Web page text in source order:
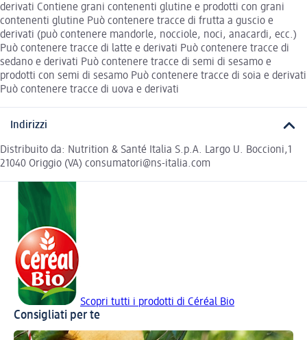
derivati Contiene grani contenenti glutine e prodotti con grani
contenenti glutine Può contenere tracce di frutta a guscio e
derivati (può contenere mandorle, nocciole, noci, anacardi, ecc.)
Può contenere tracce di latte e derivati Può contenere tracce di
sedano e derivati Può contenere tracce di semi di sesamo e
prodotti con semi di sesamo Può contenere tracce di soia e derivati
Può contenere tracce di uova e derivati
Indirizzi
Distribuito da: Nutrition & Santé Italia S.p.A. Largo U. Boccioni,1
21040 Origgio (VA) consumatori@ns-italia.com
Scopri tutti i prodotti di Céréal Bio
Consigliati per te